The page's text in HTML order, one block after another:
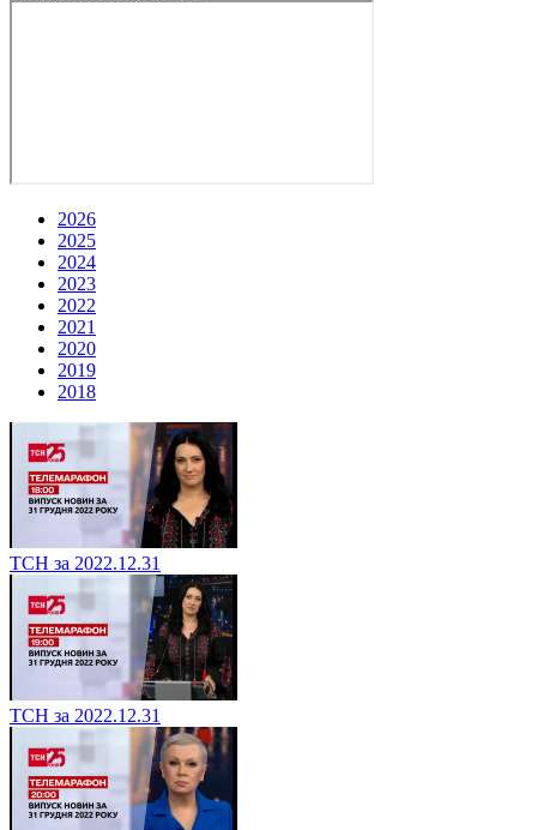
2026
2025
2024
2023
2022
2021
2020
2019
2018
ТСН за 2022.12.31
ТСН за 2022.12.31